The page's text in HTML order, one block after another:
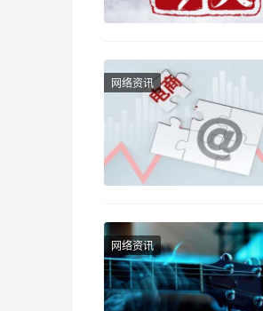
网络资讯
网络资讯